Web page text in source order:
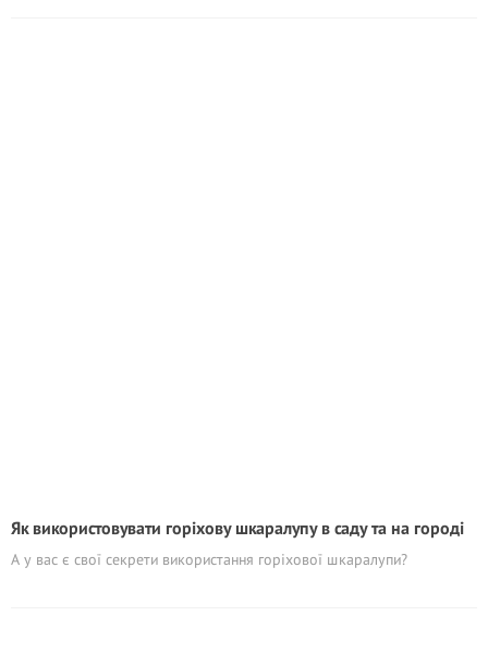
Як використовувати горіхову шкаралупу в саду та на городі
А у вас є свої секрети використання горіхової шкаралупи?